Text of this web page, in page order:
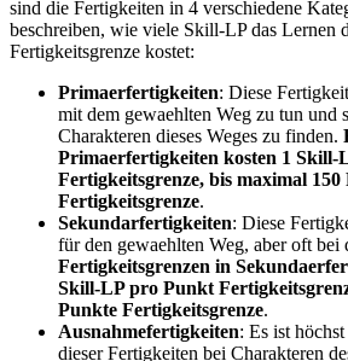
sind die Fertigkeiten in 4 verschiedene
beschreiben, wie viele Skill-LP das Lernen
Fertigkeitsgrenze kostet:
Primaerfertigkeiten: Diese
mit dem gewaehlten Weg zu tun und
Charakteren dieses Weges zu finden.
Primaerfertigkeiten kosten 1 Skill-
Fertigkeitsgrenze, bis maximal 150
Fertigkeitsgrenze.
Sekundarfertigkeiten: Diese
für den gewaehlten Weg, aber oft bei
Fertigkeitsgrenzen in
Skill-LP pro Punkt
Punkte Fertigkeitsgrenze.
Ausnahmefertigkeiten: Es ist
dieser Fertigkeiten bei Charakteren